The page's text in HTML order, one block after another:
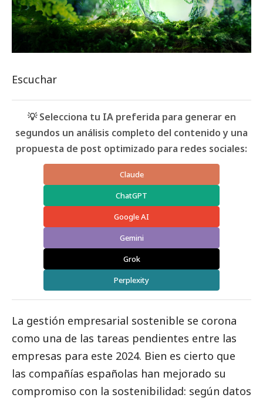
Escuchar
💡 Selecciona tu IA preferida para generar en
segundos un análisis completo del contenido y una
propuesta de post optimizado para redes sociales:
Claude
ChatGPT
Google AI
Gemini
Grok
Perplexity
La gestión empresarial sostenible se corona
como una de las tareas pendientes entre las
empresas para este 2024. Bien es cierto que
las compañías españolas han mejorado su
compromiso con la sostenibilidad: según datos